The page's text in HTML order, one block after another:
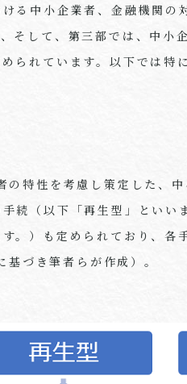
る中小企業者、金融機関
そして、第三部では、中小
られています。以下では特
の特性を考慮し策定した、
続（以下「再生型」とい
す。）も定められており、各
基づき筆者らが作成）。